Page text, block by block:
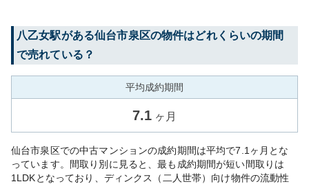
八乙女駅がある仙台市泉区の物件はどれくらいの期間
で売れている？
平均成約期間
7.1 ヶ月
仙台市泉区での中古マンションの成約期間は平均で7.1ヶ月とな
っています。間取り別に見ると、最も成約期間が短い間取りは
1LDKとなっており、ディンクス（二人世帯）向け物件の流動性